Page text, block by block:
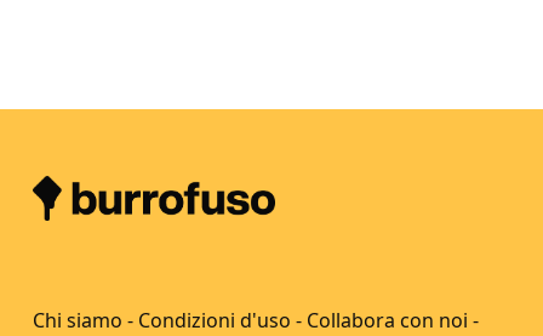
Chi siamo - Condizioni d'uso - Collabora con noi -